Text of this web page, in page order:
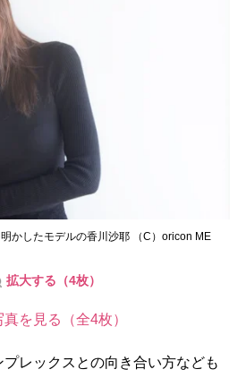
かしたモデルの香川沙耶 （C）oricon ME
拡大する（4枚）
を見る（全4枚）
レックスとの向き合い方なども